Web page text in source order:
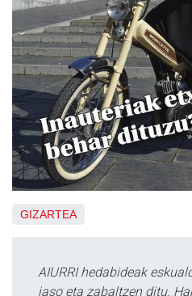
GIZARTEA
AIURRI hedabideak
jaso eta zabaltzen ditu.